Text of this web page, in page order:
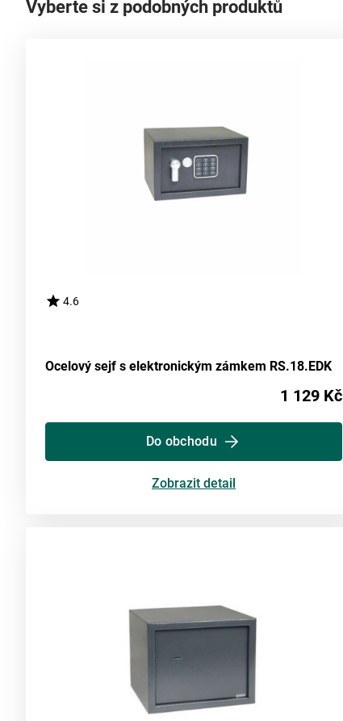
Vyberte si z podobných produktů
4.6
Ocelový sejf s elektronickým zámkem RS.18.EDK
1 129 Kč
Do obchodu
Zobrazit detail